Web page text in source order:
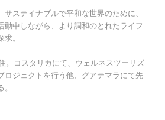
サステイナブルで平和な世界のために、
動中しながら、より調和のとれたライフ
。
。コスタリカにて、ウェルネスツーリズ
ロジェクトを行う他、グアテマラにて先